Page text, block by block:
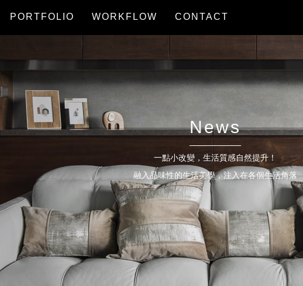
PORTFOLIO WORKFLOW CONTACT
News
一點小改變，生活質感自然提升！
融入品味性的生活美學，注入在各個生活角落